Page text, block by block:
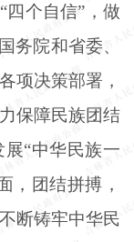
四个自信”，做
务院和省委、
项决策部署，
保障民族团结
“中华民族一
，团结拼搏，
断铸牢中华民